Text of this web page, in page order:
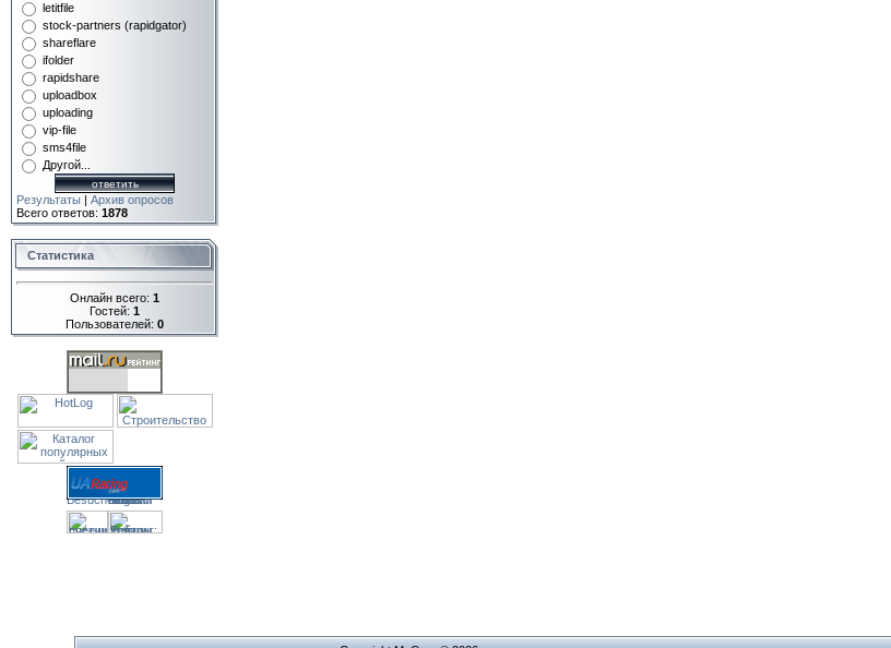
letitfile
stock-partners (rapidgator)
shareflare
ifolder
rapidshare
uploadbox
uploading
vip-file
sms4file
Другой...
Результаты | Архив опросов
Всего ответов: 1878
Статистика
Онлайн всего: 1
Гостей: 1
Пользователей: 0